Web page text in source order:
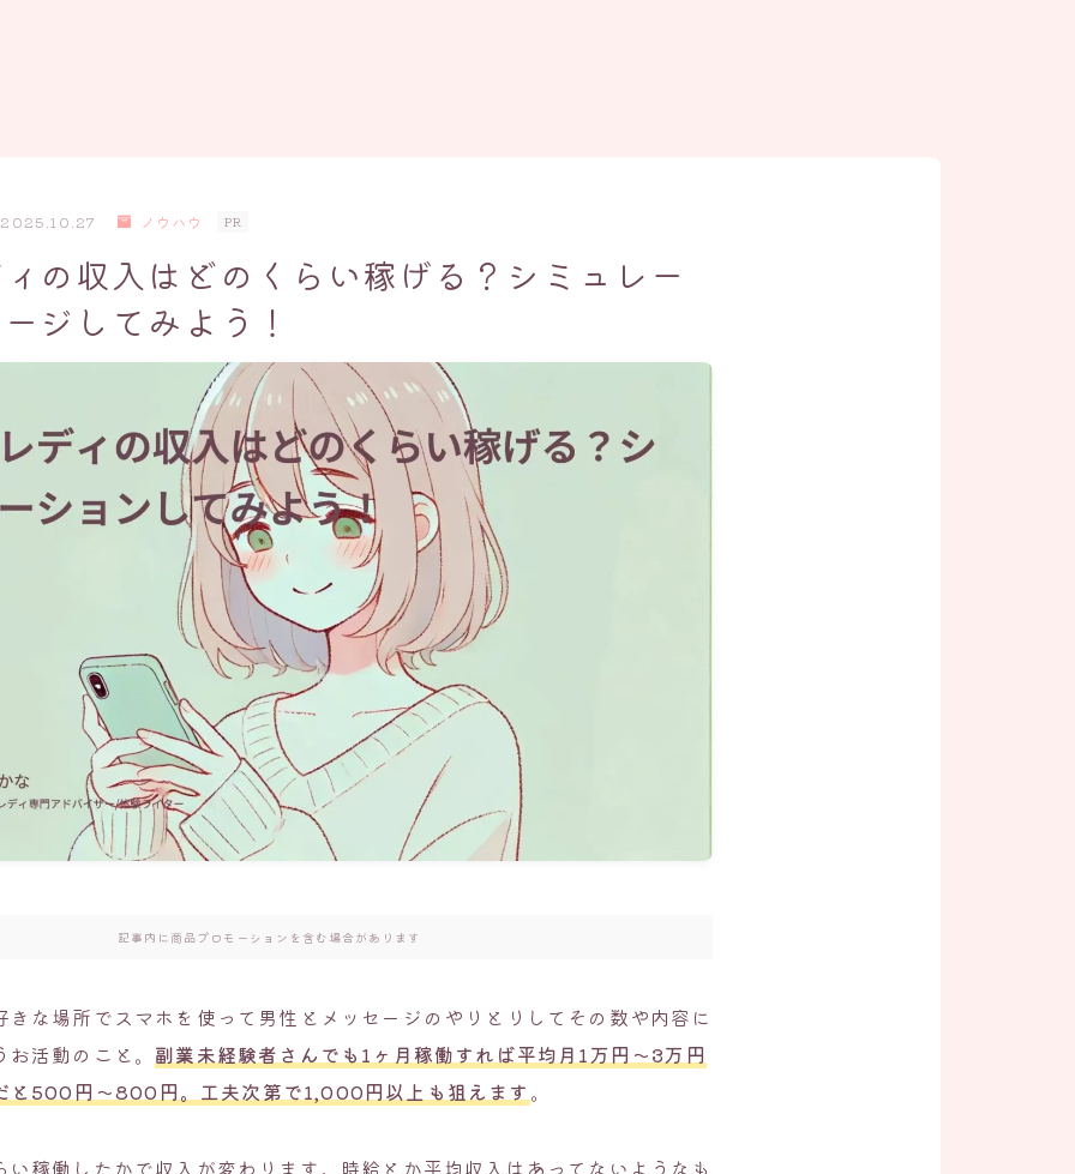
2025.10.27 ノウハウ PR
の収入はどのくらい稼げる？シミュレー
ジしてみよう！
記事内に商品プロモーションを含む場合があります
きな場所でスマホを使って男性とメッセージのやりとりしてその数や内容に
活動のこと。 副業未経験者さんでも1ヶ月稼働すれば平均月1万円～3万円
と500円～800円。工夫次第で1,000円以上も狙えます 。